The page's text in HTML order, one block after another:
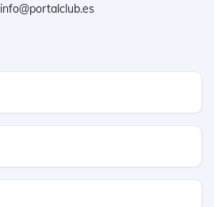
info@portalclub.es